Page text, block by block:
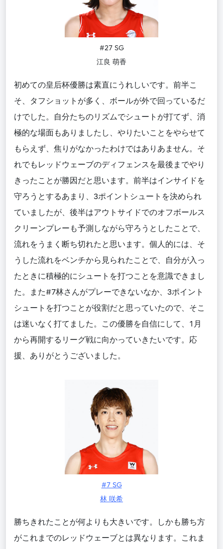
#27 SG
江良 萌香
初めての皇后杯優勝は素直にうれしいです。前半こ
そ、タフショットが多く、ボールが外で回っているだ
けでした。自分たちのリズムでシュートが打てず、消
極的な場面もありましたし、やりたいことをやらせて
もらえず、焦りがなかったわけではありあません。そ
れでもレッドウェーブのディフェンスを最後までやり
きったことが勝因だと思います。前半はインサイドを
守ろうとするあまり、3ポイントシュートを決められ
ていましたが、後半はアウトサイドでのオフボールス
クリーンプレーも予測しながら守ろうとしたことで、
流れをうまく断ち切れたと思います。個人的には、そ
うした流れをベンチから見られたことで、自分が入っ
たときに積極的にシュートを打つことを意識できまし
た。また#7林さんがプレーできないなか、3ポイント
シュートを打つことが役割だと思っていたので、そこ
は迷いなく打てました。この優勝を自信にして、1月
から再開するリーグ戦に向かっていきたいです。応
援、ありがとうございました。
#7 SG
林 咲希
勝ちきれたことが何よりも大きいです。しかも勝ち方
がこれまでのレッドウェーブとは異なります。これま